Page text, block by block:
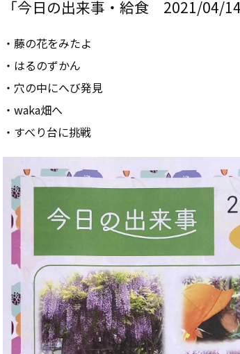
「今日の出来事・給食 2021/04/
・藤の花をみたよ
・はるのずかん
・穴の中にへび発見
・waka畑へ
・すべり台に挑戦